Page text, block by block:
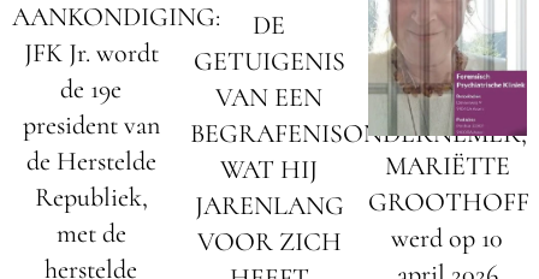
AANKONDIGING:
JFK Jr. wordt
de 19e
president van
de Herstelde
Republiek,
met de
herstelde
DE
GETUIGENIS
VAN EEN
BEGRAFENISONDERNEMER;
WAT HIJ
JARENLANG
VOOR ZICH
MARIËTTE
GROOTHOFF
werd op 10